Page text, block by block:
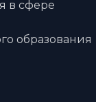
в сфере
образования